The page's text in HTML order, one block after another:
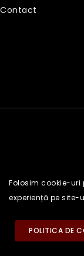
Contact
Folosim cookie-
experiență pe site-
POLITICA DE